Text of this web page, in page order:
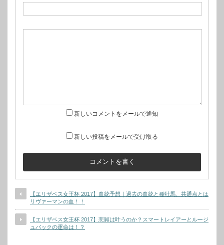
新しいコメントをメールで通知
新しい投稿をメールで受け取る
【エリザベス女王杯 2017】血統予想｜過去の血統と種牡馬、共通点とは
リヴァーマンの血！！
【エリザベス女王杯 2017】悲願は叶うのか？スマートレイアーとルージ
ュバックの運命は！？